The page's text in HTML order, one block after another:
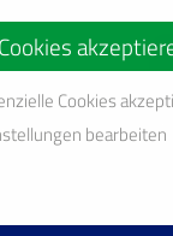
Sachsen
Cookies
bearbeiten